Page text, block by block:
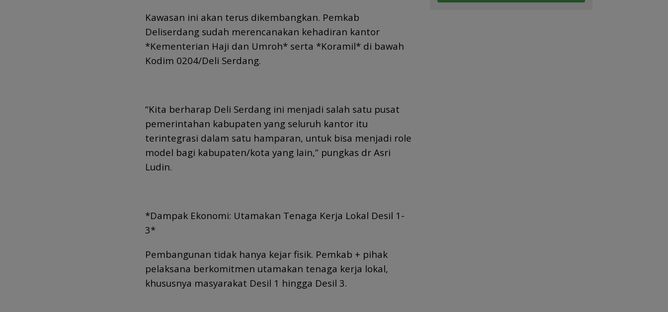
Kawasan ini akan terus dikembangkan. Pemkab
Deliserdang sudah merencanakan kehadiran kantor
*Kementerian Haji dan Umroh* serta *Koramil* di bawah
Kodim 0204/Deli Serdang.
“Kita berharap Deli Serdang ini menjadi salah satu pusat
pemerintahan kabupaten yang seluruh kantor itu
terintegrasi dalam satu hamparan, untuk bisa menjadi role
model bagi kabupaten/kota yang lain,” pungkas dr Asri
Ludin.
*Dampak Ekonomi: Utamakan Tenaga Kerja Lokal Desil 1-
3*
Pembangunan tidak hanya kejar fisik. Pemkab + pihak
pelaksana berkomitmen utamakan tenaga kerja lokal,
khususnya masyarakat Desil 1 hingga Desil 3.